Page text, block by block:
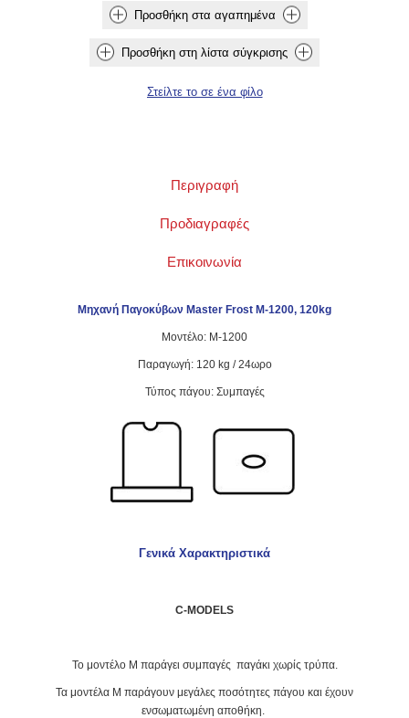
Περιγραφή
Προδιαγραφές
Επικοινωνία
Μηχανή Παγοκύβων Master Frost M-1200, 120kg
Μοντέλο: M-1200
Παραγωγή: 120 kg / 24ωρο
Τύπος πάγου: Συμπαγές
Γενικά Χαρακτηριστικά
C-MODELS
Το μοντέλο Μ παράγει συμπαγές παγάκι χωρίς τρύπα.
Τα μοντέλα Μ παράγουν μεγάλες ποσότητες πάγου και έχουν
ενσωματωμένη αποθήκη.